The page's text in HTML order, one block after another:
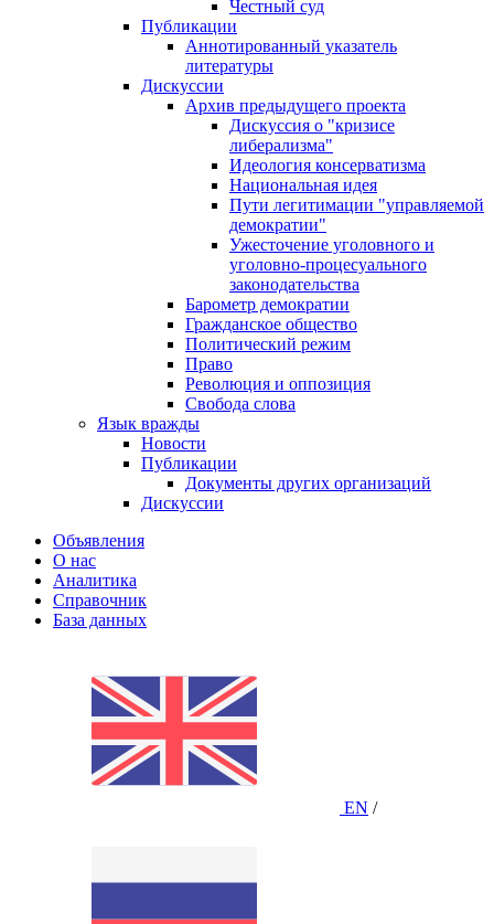
Честный суд
Публикации
Аннотированный указатель
литературы
Дискуссии
Архив предыдущего проекта
Дискуссия о "кризисе
либерализма"
Идеология консерватизма
Национальная идея
Пути легитимации "управляемой
демократии"
Ужесточение уголовного и
уголовно-процесуального
законодательства
Барометр демократии
Гражданское общество
Политический режим
Право
Революция и оппозиция
Свобода слова
Язык вражды
Новости
Публикации
Документы других организаций
Дискуссии
Объявления
О нас
Аналитика
Справочник
База данных
EN /